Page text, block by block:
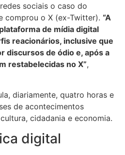
sociais o caso do
comprou o X (ex-Twitter). “A
de mídia digital
reacionários, inclusive que
discursos de ódio e, após a
restabelecidas no X”,
diariamente, quatro horas e
de acontecimentos
cidadania e economia.
digital